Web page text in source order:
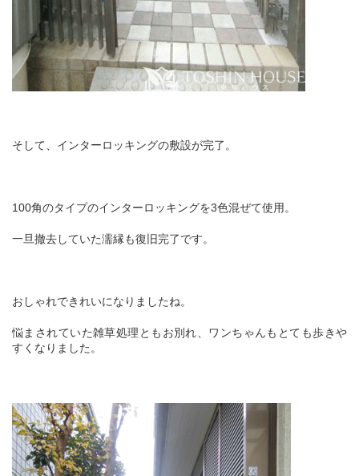
そして、インターロッキングの敷設が完了。
100角のタイプのインターロッキングを3色混ぜて使用。
一旦撤去していた濡縁も復旧完了です。
おしゃれできれいになりましたね。
悩まされていた雑草処理ともお別れ、ワンちゃんもとても歩きや
すくなりました。